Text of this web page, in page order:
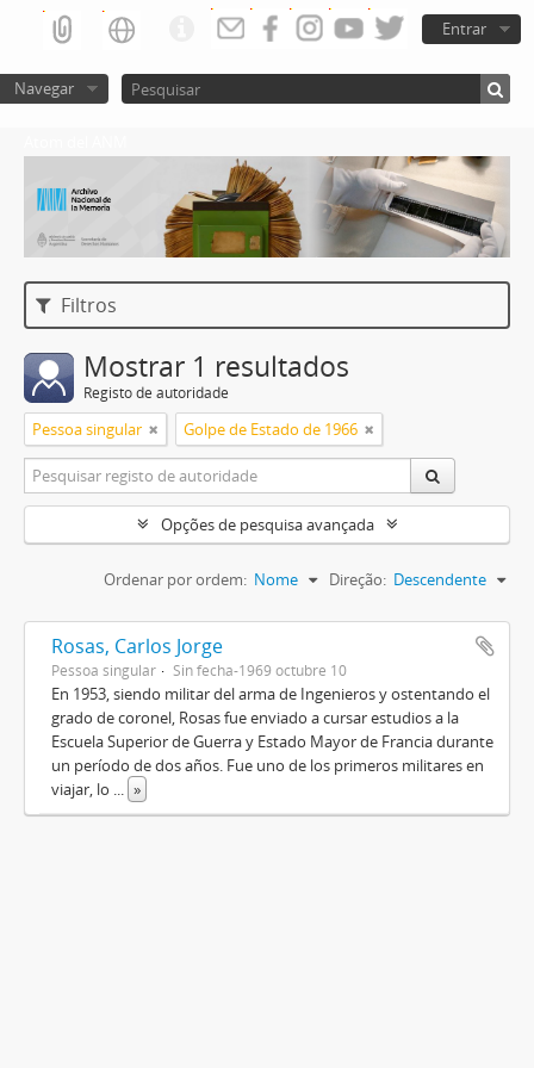
Entrar
Navegar
Filtros
Mostrar 1 resultados
Registo de autoridade
Pessoa singular Golpe de Estado de 1966
Opções de pesquisa avançada
Ordenar por ordem: Nome Direção: Descendente
Rosas, Carlos Jorge
Pessoa singular Sin fecha-1969 octubre 10
En 1953, siendo militar del arma de Ingenieros y ostentando el
grado de coronel, Rosas fue enviado a cursar estudios a la
Escuela Superior de Guerra y Estado Mayor de Francia durante
un período de dos años. Fue uno de los primeros militares en
viajar, lo ... »